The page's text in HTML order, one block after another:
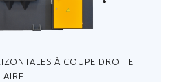
À COUPE DROITE